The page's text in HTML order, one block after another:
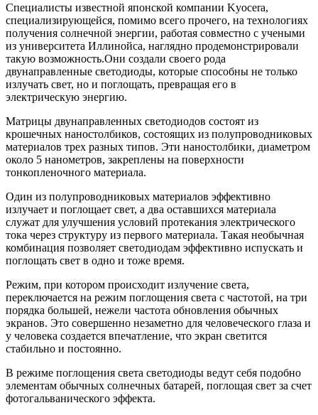
Специалисты известной японской компании Kyocera,
специализирующейся, помимо всего прочего, на технологиях
получения солнечной энергии, работая совместно с учеными
из университета Иллинойса, наглядно продемонстрировали
такую возможность.Они создали своего рода
двунаправленные светодиоды, которые способны не только
излучать свет, но и поглощать, превращая его в
электрическую энергию.
Матрицы двунаправленных светодиодов состоят из
крошечных наностолбиков, состоящих из полупроводниковых
материалов трех разных типов. Эти наностолбики, диаметром
около 5 нанометров, закреплены на поверхности
тонкопленочного материала.
Один из полупроводниковых материалов эффективно
излучает и поглощает свет, а два оставшихся материала
служат для улучшения условий протекания электрического
тока через структуру из первого материала. Такая необычная
комбинация позволяет светодиодам эффективно испускать и
поглощать свет в одно и тоже время.
Режим, при котором происходит излучение света,
переключается на режим поглощения света с частотой, на три
порядка большей, нежели частота обновления обычных
экранов. Это совершенно незаметно для человеческого глаза и
у человека создается впечатление, что экран светится
стабильно и постоянно.
В режиме поглощения света светодиоды ведут себя подобно
элементам обычных солнечных батарей, поглощая свет за счет
фотогальванического эффекта.